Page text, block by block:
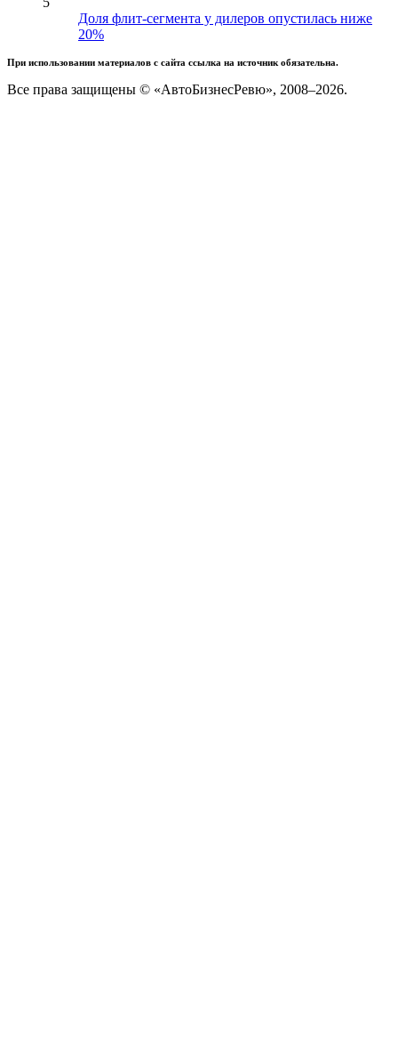
Доля флит-сегмента у дилеров опустилась ниже
20%
При использовании материалов с сайта ссылка на источник обязательна.
Все права защищены © «АвтоБизнесРевю», 2008–2026.